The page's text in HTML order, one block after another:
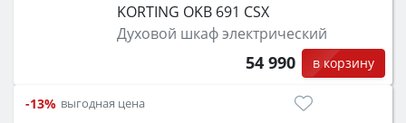
KORTING OKB 691 CSX
Духовой шкаф электрический
54 990 в корзину
-13% выгодная цена